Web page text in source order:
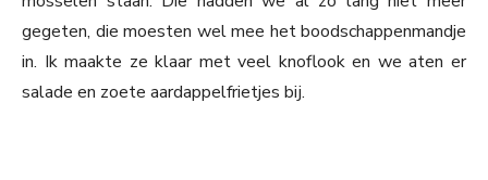
gegeten, die moesten wel mee het boodschappenmandje
in. Ik maakte ze klaar met veel knoflook en we aten er
salade en zoete aardappelfrietjes bij.